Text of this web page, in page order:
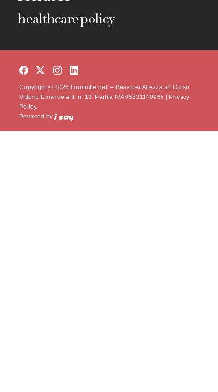
Copyright © 2026 Formiche.net. – Base per Altezza srl Corso
Vittorio Emanuele II, n. 18, Partita IVA 05831140966 |
Privacy
Policy.
Powered by